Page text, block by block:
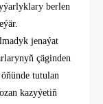
berlen
jenaýat
larynyň çäginden
tutulan
an kazyýetiň